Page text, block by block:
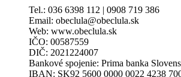
Tel.: 036 6398 112 | 0908 719 386
Email: obeclula@obeclula.sk
Web: www.obeclula.sk
IČO: 00587559
DIČ: 2021224007
Bankové spojenie: Prima banka
IBAN: SK92 5600 0000 0022 4238